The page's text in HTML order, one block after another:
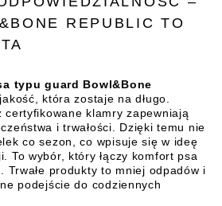
REPUBLIC TO
typu guard Bowl&Bone
która zostaje na długo.
certyfikowane klamry zapewniają
i trwałości. Dzięki temu nie
co sezon, co wpisuje się w ideę
To wybór, który łączy komfort psa
Trwałe produkty to mniej odpadów i
podejście do codziennych